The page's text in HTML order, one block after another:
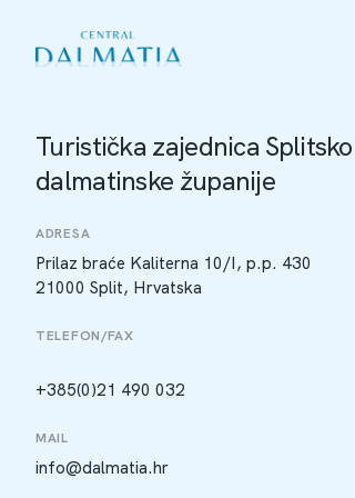
Turistička zajednica
dalmatinske županije
ADRESA
Prilaz braće Kaliterna 10/I, p.p. 430
21000 Split, Hrvatska
TELEFON/FAX
+385(0)21 490 032
MAIL
info@dalmatia.hr